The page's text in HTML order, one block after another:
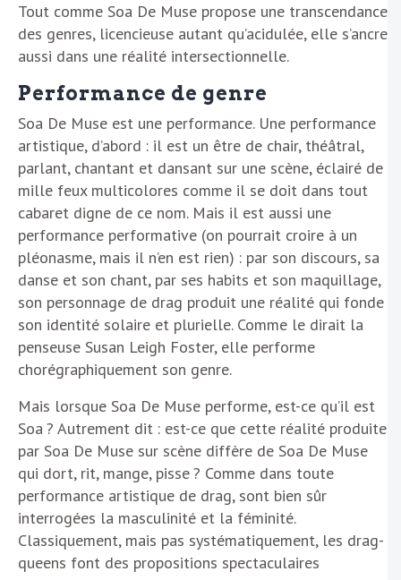
Tout comme Soa De Muse propose une transcendance
des genres, licencieuse autant qu’acidulée, elle s’ancre
aussi dans une réalité intersectionnelle.
Performance de genre
Soa De Muse est une performance. Une performance
artistique, d’abord : il est un être de chair, théâtral,
parlant, chantant et dansant sur une scène, éclairé de
mille feux multicolores comme il se doit dans tout
cabaret digne de ce nom. Mais il est aussi une
performance performative (on pourrait croire à un
pléonasme, mais il n’en est rien) : par son discours, sa
danse et son chant, par ses habits et son maquillage,
son personnage de drag produit une réalité qui fonde
son identité solaire et plurielle. Comme le dirait la
penseuse Susan Leigh Foster, elle performe
chorégraphiquement son genre.
Mais lorsque Soa De Muse performe, est-ce qu’il est
Soa ? Autrement dit : est-ce que cette réalité produite
par Soa De Muse sur scène diffère de Soa De Muse
qui dort, rit, mange, pisse ? Comme dans toute
performance artistique de drag, sont bien sûr
interrogées la masculinité et la féminité.
Classiquement, mais pas systématiquement, les drag-
queens font des propositions spectaculaires